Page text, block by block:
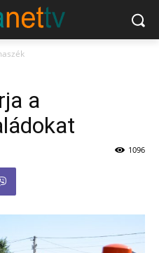
a
1096